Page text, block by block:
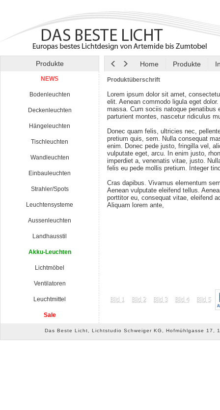
Produkte Home Produkte
NEWS
Bodenleuchten
Deckenleuchten
Hängeleuchten
Tischleuchten
Wandleuchten
Einbauleuchten
Strahler/Spots
Leuchtensysteme
Aussenleuchten
Landhausstil
Akku-Leuchten
Lichtmöbel
Ventilatoren
Leuchtmittel
Sale
Produktüberschrift
Lorem ipsum dolor sit amet,
elit. Aenean commodo ligula eget dolor.
massa. Cum sociis natoque penatibus
parturient montes, nascetur ridiculus
Donec quam felis, ultricies nec,
pretium quis, sem. Nulla consequat
enim. Donec pede justo, fringilla vel,
vulputate eget, arcu. In enim justo,
imperdiet a, venenatis vitae, justo.
felis eu pede mollis pretium. Integer
Cras dapibus. Vivamus elementum
Aenean vulputate eleifend tellus.
porttitor eu, consequat vitae, eleifend
Aliquam lorem ante,
Das Beste Licht, Lichtstudio Schweiger KG, Hofmühlgasse